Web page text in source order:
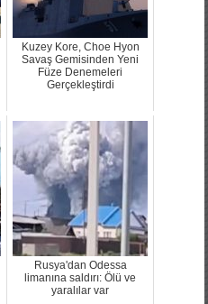
Kuzey Kore, Choe Hyon
Savaş Gemisinden Yeni
Füze Denemeleri
Gerçekleştirdi
Rusya'dan Odessa
limanına saldırı: Ölü ve
yaralılar var